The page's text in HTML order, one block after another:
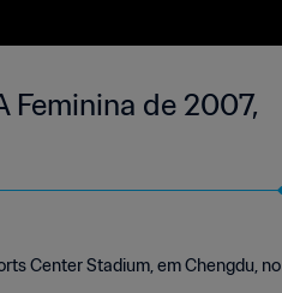
Feminina de 2007,
Center Stadium, em Chengdu, no